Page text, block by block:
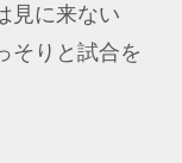
見に来ない
そりと試合を